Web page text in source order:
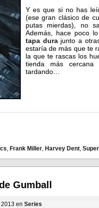
Y es que si no has
(ese gran clásico de
putas mierdas), no
Además, hace poco
tapa durajunto a
estaría de más que te
la que te rascas los
tienda más
tardando…
, Frank Miller, Harvey Dent,
Gumball
en Series